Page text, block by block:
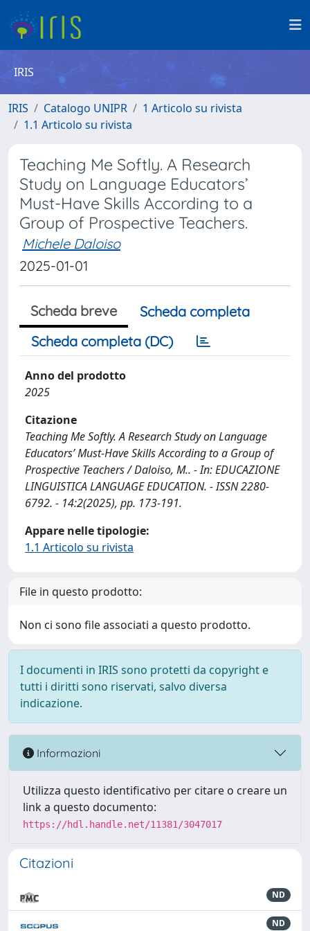
IRIS
IRIS Catalogo UNIPR
1 Articolo su rivista
1.1 Articolo su rivista
Teaching Me Softly. A Research
Study on Language Educators’
Must-Have Skills According to a
Group of Prospective Teachers.
Michele Daloiso
2025-01-01
Scheda breve
Scheda completa
Scheda completa (DC)
Anno del prodotto
2025
Citazione
Teaching Me Softly. A Research Study on Language
Educators’ Must-Have Skills According to a Group of
Prospective Teachers / Daloiso, M.. - In: EDUCAZIONE
LINGUISTICA LANGUAGE EDUCATION. - ISSN 2280-
6792. - 14:2(2025), pp. 173-191.
Appare nelle tipologie:
1.1 Articolo su rivista
File in questo prodotto:
Non ci sono file associati a questo prodotto.
I documenti in IRIS sono protetti da copyright e
tutti i diritti sono riservati, salvo diversa
indicazione.
Informazioni
Utilizza questo identificativo per citare o creare un
link a questo documento:
https://hdl.handle.net/11381/3047017
Citazioni
ND
ND